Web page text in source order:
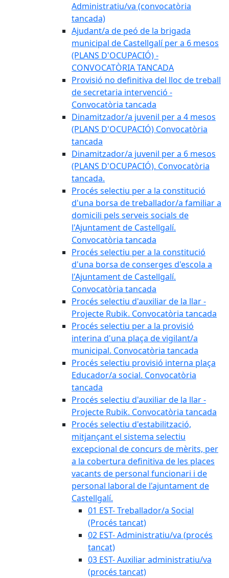
Administratiu/va (convocatòria
tancada)
Ajudant/a de peó de la brigada
municipal de Castellgalí per a 6 mesos
(PLANS D'OCUPACIÓ) -
CONVOCATÒRIA TANCADA
Provisió no definitiva del lloc de treball
de secretaria intervenció -
Convocatòria tancada
Dinamitzador/a juvenil per a 4 mesos
(PLANS D'OCUPACIÓ) Convocatòria
tancada
Dinamitzador/a juvenil per a 6 mesos
(PLANS D'OCUPACIÓ). Convocatòria
tancada.
Procés selectiu per a la constitució
d'una borsa de treballador/a familiar a
domicili pels serveis socials de
l'Ajuntament de Castellgalí.
Convocatòria tancada
Procés selectiu per a la constitució
d'una borsa de conserges d'escola a
l'Ajuntament de Castellgalí.
Convocatòria tancada
Procés selectiu d'auxiliar de la llar -
Projecte Rubik. Convocatòria tancada
Procés selectiu per a la provisió
interina d'una plaça de vigilant/a
municipal. Convocatòria tancada
Procés selectiu provisió interna plaça
Educador/a social. Convocatòria
tancada
Procés selectiu d'auxiliar de la llar -
Projecte Rubik. Convocatòria tancada
Procés selectiu d'estabilització,
mitjançant el sistema selectiu
excepcional de concurs de mèrits, per
a la cobertura definitiva de les places
vacants de personal funcionari i de
personal laboral de l'ajuntament de
Castellgalí.
01 EST- Treballador/a Social
(Procés tancat)
02 EST- Administratiu/va (procés
tancat)
03 EST- Auxiliar administratiu/va
(procés tancat)